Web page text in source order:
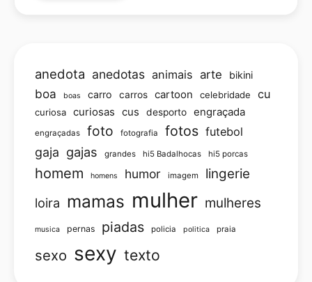
anedota anedotas animais arte bikini
boa boas carro carros cartoon celebridade cu
curiosa curiosas cus desporto engraçada
engraçadas foto fotografia fotos futebol
gaja gajas grandes hi5 Badalhocas hi5 porcas
homem homens humor imagem lingerie
loira mamas mulher mulheres
musica pernas piadas policia politica praia
sexo sexy texto